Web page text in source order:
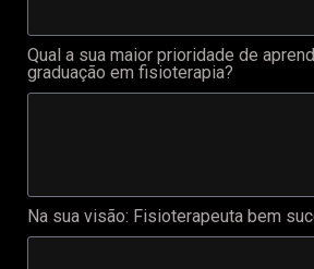
Qual a sua maior prioridade de
graduação em fisioterapia?
Na sua visão: Fisioterapeuta bem